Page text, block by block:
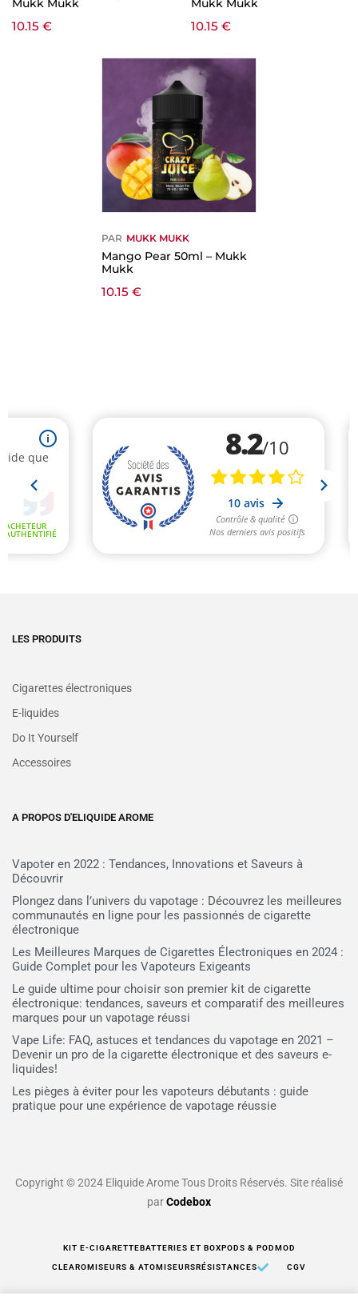
Mukk Mukk
10.15 €
Mukk Mukk
10.15 €
PAR MUKK MUKK
Mango Pear 50ml – Mukk
Mukk
10.15 €
LES PRODUITS
Cigarettes électroniques
E-liquides
Do It Yourself
Accessoires
A PROPOS D'ELIQUIDE AROME
Vapoter en 2022 : Tendances, Innovations et Saveurs à
Découvrir
Plongez dans l’univers du vapotage : Découvrez les meilleures
communautés en ligne pour les passionnés de cigarette
électronique
Les Meilleures Marques de Cigarettes Électroniques en 2024 :
Guide Complet pour les Vapoteurs Exigeants
Le guide ultime pour choisir son premier kit de cigarette
électronique: tendances, saveurs et comparatif des meilleures
marques pour un vapotage réussi
Vape Life: FAQ, astuces et tendances du vapotage en 2021 –
Devenir un pro de la cigarette électronique et des saveurs e-
liquides!
Les pièges à éviter pour les vapoteurs débutants : guide
pratique pour une expérience de vapotage réussie
Copyright © 2024 Eliquide Arome Tous Droits Réservés. Site réalisé
parCodebox
KIT E-CIGARETTEBATTERIES ET BOXPODS & PODMOD
CLEAROMISEURS & ATOMISEURSRÉSISTANCES CGV